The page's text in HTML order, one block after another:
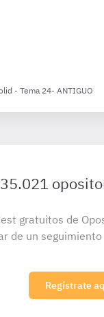
- Tema 24- ANTIGUO
gratuitos de
de un
Regístrate